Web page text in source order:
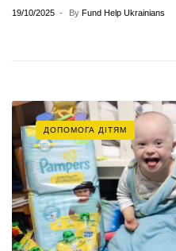
19/10/2025 By Fund Help Ukrainians
ДОПОМОГА ДІТЯМ